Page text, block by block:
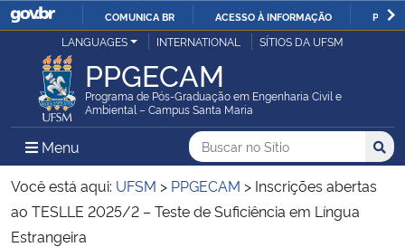
IR
PARA
O
CONTEÚDO
COMUNICA BR ACESSO À INFORMAÇÃO
Ministério da Justiça e Segurança Pública
Ministério da Defesa
Ministério das Relações Exteriores
Ministério da Economia
LANGUAGES INTERNATIONAL SÍTIOS DA UFSM
PPGECAM
Programa de Pós-Graduação em Engenharia Civil e
Ambiental – Campus Santa Maria
Menu Menu Principal do Sítio
Busca
Buscar no no Sítio
Busca:
Você está aqui: UFSM > PPGECAM > Inscrições abertas
ao TESLLE 2025/2 – Teste de Suficiência em Língua
Estrangeira